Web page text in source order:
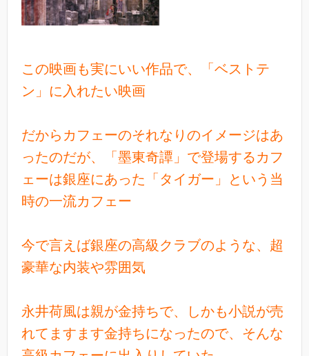
この映画も実にいい作品で、「ベストテ
ン」に入れたい映画
だからカフェーのそれなりのイメージはあ
ったのだが、「墨東奇譚」で登場するカフ
ェーは銀座にあった「タイガー」という当
時の一流カフェー
今で言えば銀座の高級クラブのような、超
豪華な内装や雰囲気
永井荷風は親が金持ちで、しかも小説が売
れてますます金持ちになったので、そんな